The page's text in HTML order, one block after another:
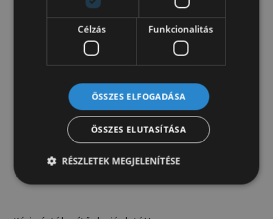
kormányról vezérelhető audio rendszer
Műszaki
adaptív tempomat
EBD (elektronikus fékerő elosztó)
elektromos indításgátló
kipörgésgátló
Célzás Funkcionalitás
ÖSSZES ELFOGADÁSA
ÖSSZES ELUTASÍTÁSA
RÉSZLETEK MEGJELENÍTÉSE